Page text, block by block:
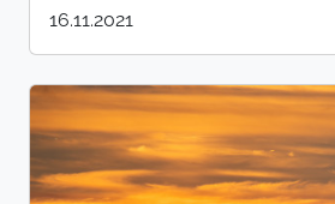
16.11.2021